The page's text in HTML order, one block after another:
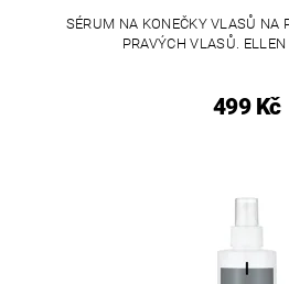
SÉRUM NA KONEČKY VLASŮ NA
PRAVÝCH VLASŮ.
499 Kč